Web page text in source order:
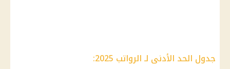
جدول الحد الأدنى لـ الرواتب 2025: